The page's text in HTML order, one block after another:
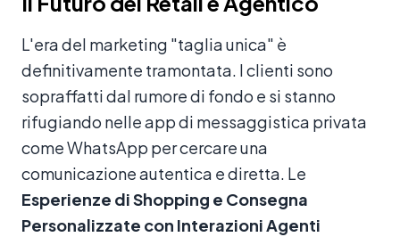
L'era del marketing "taglia unica" è
definitivamente tramontata. I clienti sono
sopraffatti dal rumore di fondo e si stanno
rifugiando nelle app di messaggistica privata
come WhatsApp per cercare una
comunicazione autentica e diretta. Le
Esperienze di Shopping e Consegna
Personalizzate con Interazioni Agenti